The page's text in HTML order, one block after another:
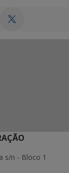
s/n - Bloco 1